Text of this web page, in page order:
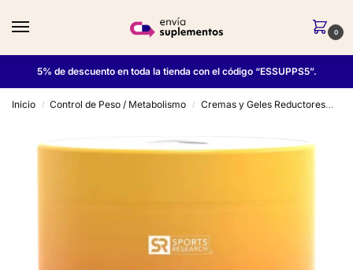
0
5% de descuento en toda la tienda con el código “ESSUPPS5”.
Inicio / Control de Peso / Metabolismo / Cremas y Geles Reductores